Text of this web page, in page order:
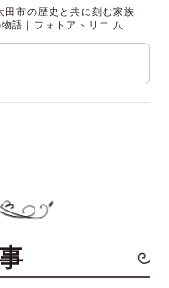
田市の歴史と共に刻む家族
物語｜フォトアトリエ 八千